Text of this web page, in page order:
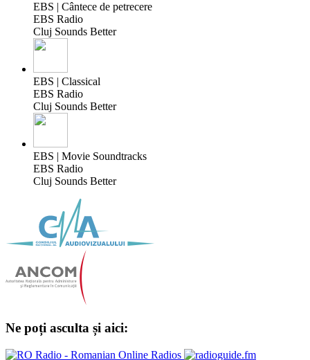
EBS | Cântece de petrecere
EBS Radio
Cluj Sounds Better
EBS | Classical
EBS Radio
Cluj Sounds Better
EBS | Movie Soundtracks
EBS Radio
Cluj Sounds Better
Ne poți asculta și aici: